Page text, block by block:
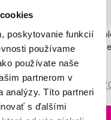
poskytovanie funkcií
používame
používate naše
partnerom v
analýzy. Títo partneri
s ďalšími
Pop Instant Teeth
pre okamžitý bieliaci
10,90 €